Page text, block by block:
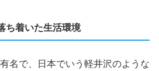
ち着いた生活環境
名で、日本でいう軽井沢のような